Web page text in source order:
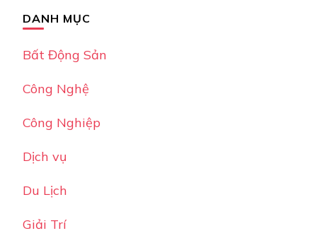
DANH MỤC
Bất Động Sản
Công Nghệ
Công Nghiệp
Dịch vụ
Du Lịch
Giải Trí